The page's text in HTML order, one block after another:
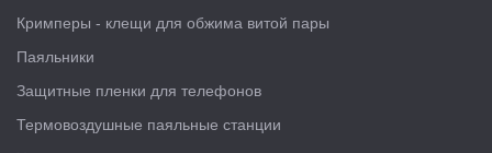
Кримперы - клещи для обжима витой пары
Паяльники
Защитные пленки для телефонов
Термовоздушные паяльные станции